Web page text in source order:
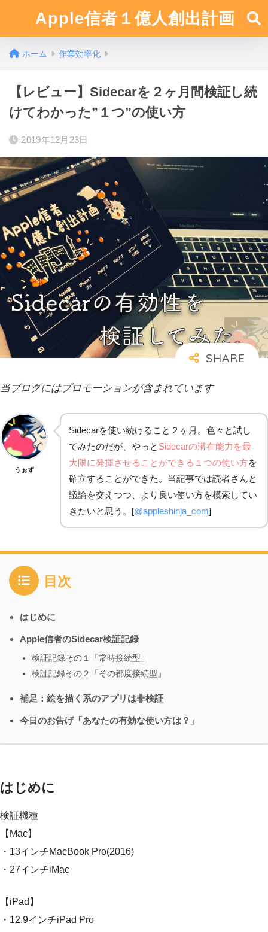
Apple信者１億人創出計画
ホーム 作業効率化
【レビュー】Sidecarを２ヶ月間検証し続
けてわかった”１つ”の使い方
2019年12月23日
当ブログにはプロモーションが含まれています
うぉず
Sidecarを使い続けること２ヶ月。色々と試し
てみたのだが、やっと Sidecarの潜在能力を最
大限に発揮させることができる１つの使い方を
確立することができた。当記事では読者さんと
議論を交えつつ、より良い使い方を模索してい
きたいと思う。[@appleshinja_com]
目次
はじめに
Apple信者のSidecar検証記録
検証記録その１「常時接続型」
検証記録その２「その都度接続型」
補足：絵を描く系のアプリは非検証
今日のお告げ「あなたの有効な使い方は？」
はじめに
検証機種
【Mac】
・13インチMacBook Pro(2016)
・27インチiMac
【iPad】
・12.9インチiPad Pro